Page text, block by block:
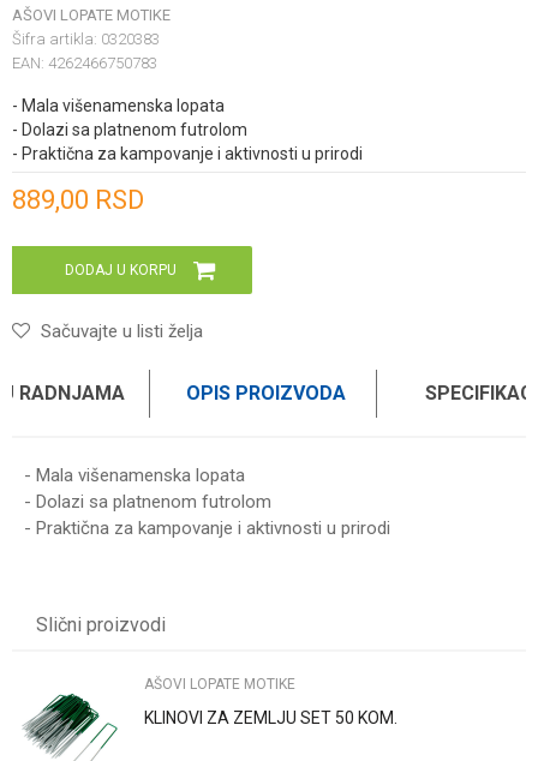
AŠOVI LOPATE MOTIKE
Šifra artikla: 0320383
EAN: 4262466750783
- Mala višenamenska lopata
- Dolazi sa platnenom futrolom
- Praktična za kampovanje i aktivnosti u prirodi
889,00 RSD
DODAJ U KORPU
Sačuvajte u listi želja
RADNJAMA OPIS PROIZVODA
- Mala višenamenska lopata
- Dolazi sa platnenom futrolom
- Praktična za kampovanje i aktivnosti u prirodi
Poruka
Slični proizvodi
AŠOVI LOPATE MOTIKE
KLINOVI ZA ZEMLJU SET 50 KOM.